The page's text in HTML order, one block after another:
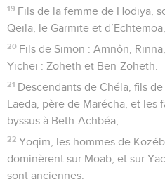
19 Fils de la femme de Hodiya,
Qeïla, le Garmite et
20 Fils de Simon : Amnôn,
Yicheï : Zoheth et Ben-Zoheth.
21 Descendants de Chéla, fils de
Laeda, père de Marécha, et les
byssus à Beth-Achbéa,
22 Yoqim, les hommes de
dominèrent sur Moab, et sur
sont anciennes.